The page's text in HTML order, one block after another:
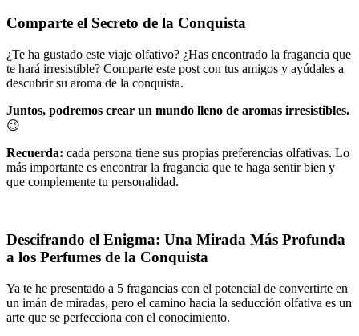
Comparte el Secreto de la Conquista
¿Te ha gustado este viaje olfativo? ¿Has encontrado la fragancia que
te hará irresistible? Comparte este post con tus amigos y ayúdales a
descubrir su aroma de la conquista.
Juntos, podremos crear un mundo lleno de aromas irresistibles.
😉
Recuerda: cada persona tiene sus propias preferencias olfativas. Lo
más importante es encontrar la fragancia que te haga sentir bien y
que complemente tu personalidad.
Descifrando el Enigma: Una Mirada Más Profunda
a los Perfumes de la Conquista
Ya te he presentado a 5 fragancias con el potencial de convertirte en
un imán de miradas, pero el camino hacia la seducción olfativa es un
arte que se perfecciona con el conocimiento.